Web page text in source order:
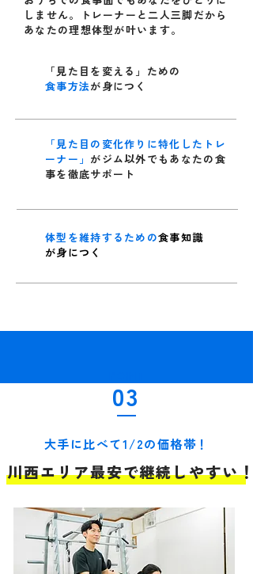
しません。トレーナーと二人三脚だから
​あなたの理想体型が叶います。
「見た目を変える」ための
食事方法が身につく
「見た目の変化作りに特化したトレ
ーナー」 がジム以外でもあなたの食
事を徹底サポート
体型を維持するための食事知識
が身につく
03
大手に比べて1/2の価格帯！
川西エリア最安で継続しやすい！